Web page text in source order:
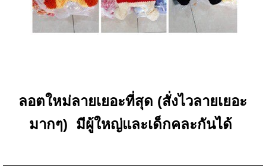
ลอตใหม่ลายเยอะที่สุด (สั่งไวลายเยอะ
มากๆ) มีผู้ใหญ่และเด็กคละกันได้